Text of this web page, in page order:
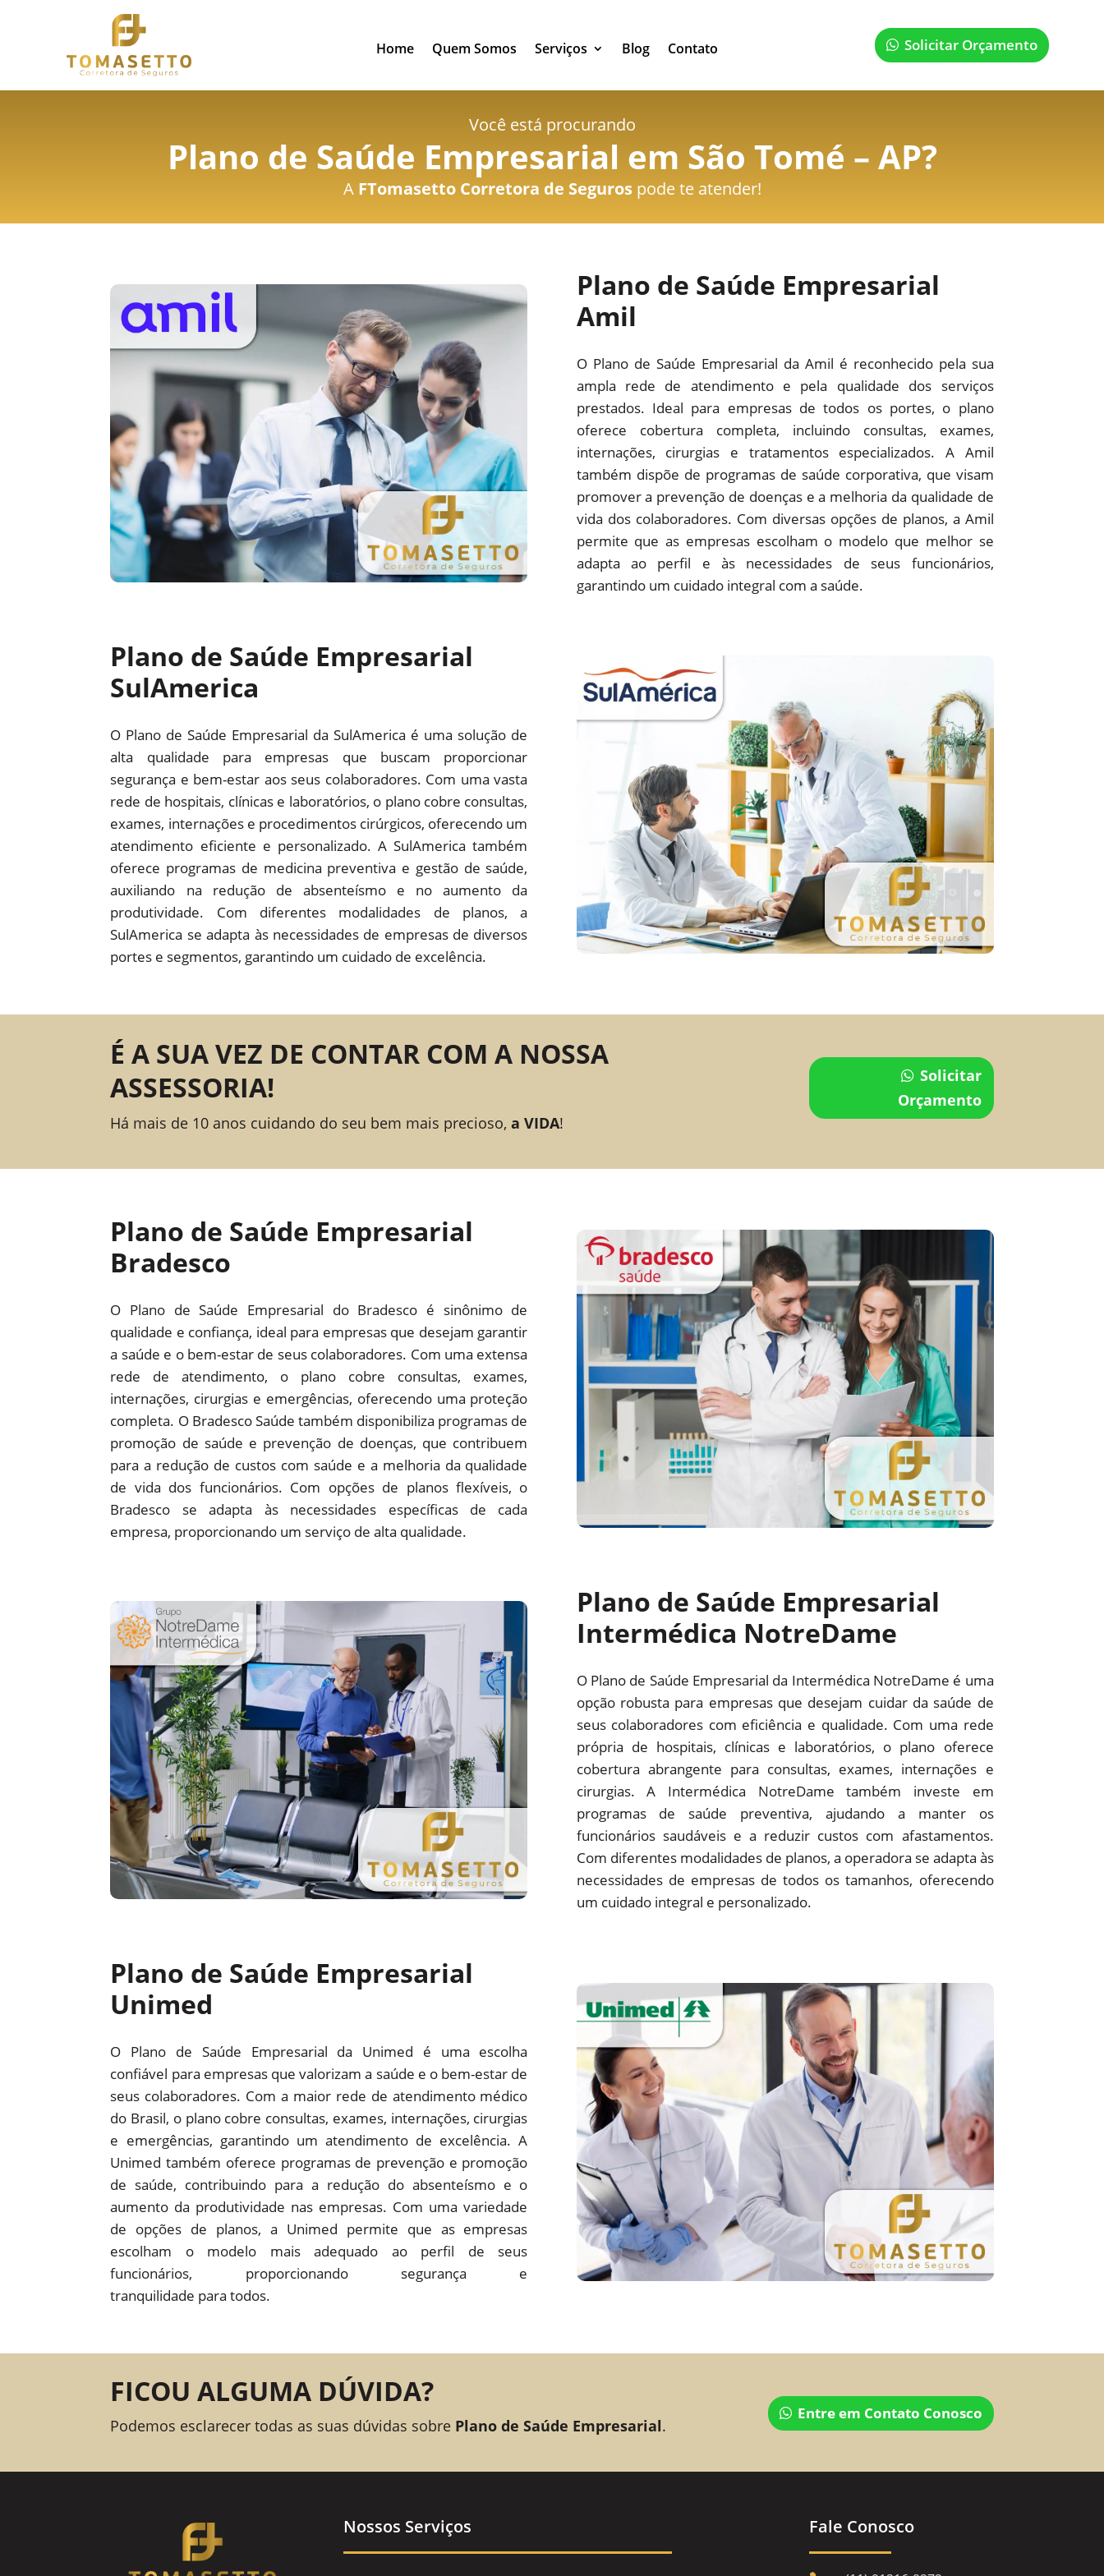
Home Quem Somos Serviços Blog Contato Solicitar Orçamento
Você está procurando
Plano de Saúde Empresarial em São Tomé – AP?
A FTomasetto Corretora de Segurospode te atender!
Plano de Saúde Empresarial
Amil
O Plano de Saúde Empresarial da Amil é reconhecido pela sua
ampla rede de atendimento e pela qualidade dos serviços
prestados. Ideal para empresas de todos os portes, o plano
oferece cobertura completa, incluindo consultas, exames,
internações, cirurgias e tratamentos especializados. A Amil
também dispõe de programas de saúde corporativa, que visam
promover a prevenção de doenças e a melhoria da qualidade de
vida dos colaboradores. Com diversas opções de planos, a Amil
permite que as empresas escolham o modelo que melhor se
adapta ao perfil e às necessidades de seus funcionários,
garantindo um cuidado integral com a saúde.
Plano de Saúde Empresarial
SulAmerica
O Plano de Saúde Empresarial da SulAmerica é uma solução de
alta qualidade para empresas que buscam proporcionar
segurança e bem-estar aos seus colaboradores. Com uma vasta
rede de hospitais, clínicas e laboratórios, o plano cobre consultas,
exames, internações e procedimentos cirúrgicos, oferecendo um
atendimento eficiente e personalizado. A SulAmerica também
oferece programas de medicina preventiva e gestão de saúde,
auxiliando na redução de absenteísmo e no aumento da
produtividade. Com diferentes modalidades de planos, a
SulAmerica se adapta às necessidades de empresas de diversos
portes e segmentos, garantindo um cuidado de excelência.
É A SUA VEZ DE CONTAR COM A NOSSA
ASSESSORIA!
Há mais de 10 anos cuidando do seu bem mais precioso,a VIDA!
Solicitar
Orçamento
Plano de Saúde Empresarial
Bradesco
O Plano de Saúde Empresarial do Bradesco é sinônimo de
qualidade e confiança, ideal para empresas que desejam garantir
a saúde e o bem-estar de seus colaboradores. Com uma extensa
rede de atendimento, o plano cobre consultas, exames,
internações, cirurgias e emergências, oferecendo uma proteção
completa. O Bradesco Saúde também disponibiliza programas de
promoção de saúde e prevenção de doenças, que contribuem
para a redução de custos com saúde e a melhoria da qualidade
de vida dos funcionários. Com opções de planos flexíveis, o
Bradesco se adapta às necessidades específicas de cada
empresa, proporcionando um serviço de alta qualidade.
Plano de Saúde Empresarial
Intermédica NotreDame
O Plano de Saúde Empresarial da Intermédica NotreDame é uma
opção robusta para empresas que desejam cuidar da saúde de
seus colaboradores com eficiência e qualidade. Com uma rede
própria de hospitais, clínicas e laboratórios, o plano oferece
cobertura abrangente para consultas, exames, internações e
cirurgias. A Intermédica NotreDame também investe em
programas de saúde preventiva, ajudando a manter os
funcionários saudáveis e a reduzir custos com afastamentos.
Com diferentes modalidades de planos, a operadora se adapta às
necessidades de empresas de todos os tamanhos, oferecendo
um cuidado integral e personalizado.
Plano de Saúde Empresarial
Unimed
O Plano de Saúde Empresarial da Unimed é uma escolha
confiável para empresas que valorizam a saúde e o bem-estar de
seus colaboradores. Com a maior rede de atendimento médico
do Brasil, o plano cobre consultas, exames, internações, cirurgias
e emergências, garantindo um atendimento de excelência. A
Unimed também oferece programas de prevenção e promoção
de saúde, contribuindo para a redução do absenteísmo e o
aumento da produtividade nas empresas. Com uma variedade
de opções de planos, a Unimed permite que as empresas
escolham o modelo mais adequado ao perfil de seus
funcionários, proporcionando segurança e
tranquilidade para todos.
FICOU ALGUMA DÚVIDA?
Podemos esclarecer todas as suas dúvidas sobre Plano de Saúde Empresarial.
Entre em Contato Conosco
Nossos Serviços Fale Conosco